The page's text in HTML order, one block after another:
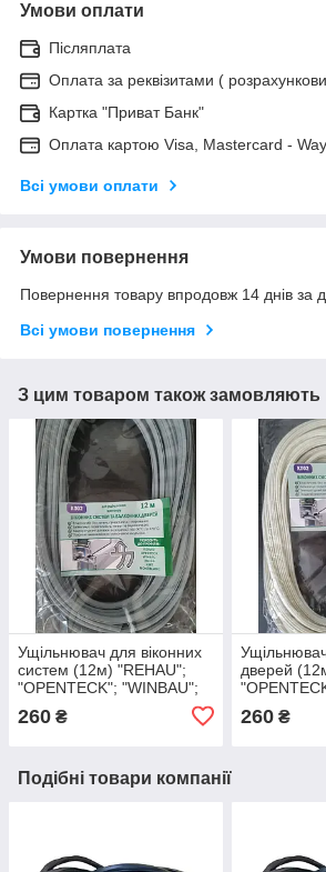
Умови оплати
Післяплата
Оплата за реквізитами (
Картка "Приват Банк"
Оплата картою Visa, Mastercard -
Всі умови оплати
Умови повернення
Повернення товару впродовж 14 днів за
Всі умови повернення
З цим товаром також замовляють
Ущільнювач для віконних
систем (12м) "REHAU";
"OPENTECK"; "WINBAU";
"MONTBLANC"
260 ₴
дверей
260₴
Подібні товари компанії